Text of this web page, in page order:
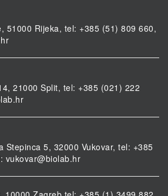
51000 Rijeka, tel: +385 (51) 809 660,
21000 Split, tel: +385 (021) 222
Stepinca 5, 32000 Vukovar, tel: +385
vukovar@biolab.hr